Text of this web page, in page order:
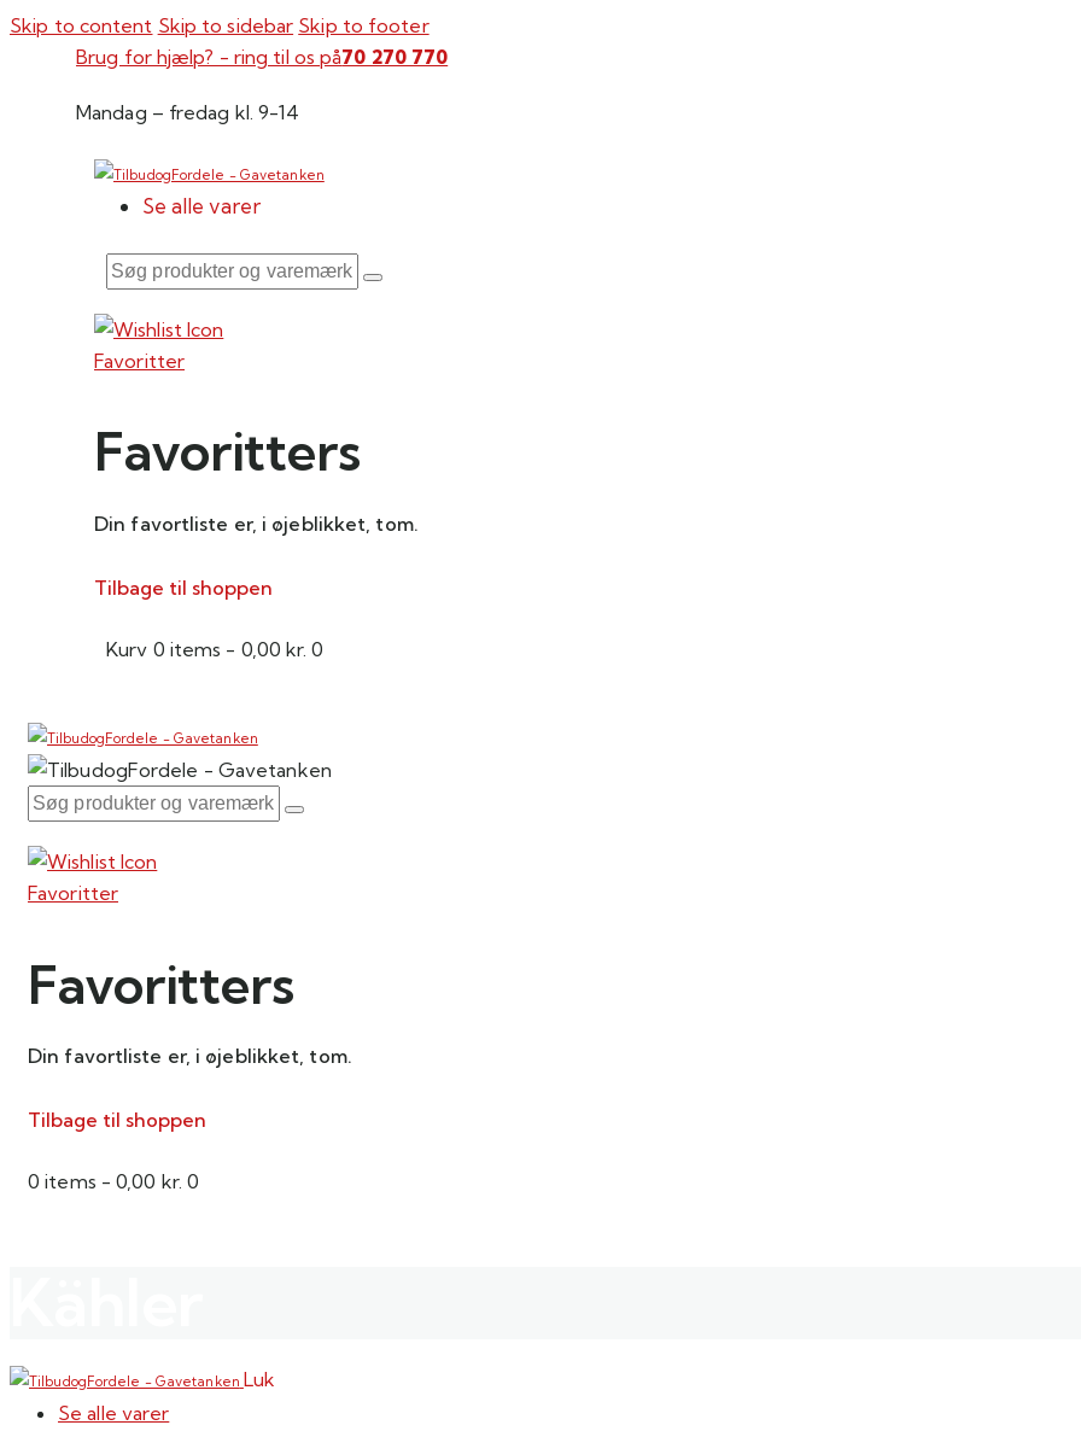
Skip to content Skip to sidebar Skip to footer
Brug for hjælp? - ring til os på70 270 770
Mandag – fredag kl. 9-14
Se alle varer
Søg
og
varemærker
Favoritter
Favoritters
Din favortliste er, i øjeblikket, tom.
Tilbage til shoppen
Kurv 0 items - 0,00 kr. 0
Favoritter
Favoritters
Din favortliste er, i øjeblikket, tom.
Tilbage til shoppen
0 items - 0,00 kr. 0
Luk
Se alle varer